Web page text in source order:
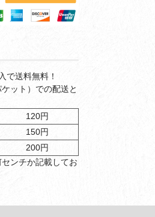
で送料無料！
ット）での配送と
120円
150円
200円
ンチか記載してお